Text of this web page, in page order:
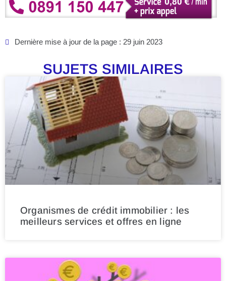
Dernière mise à jour de la page : 29 juin 2023
SUJETS SIMILAIRES
Organismes de crédit immobilier : les
meilleurs services et offres en ligne